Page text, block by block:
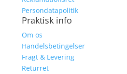
Persondatapolitik
Praktisk info
Om os
Handelsbetingelser
Fragt & Levering
Returret